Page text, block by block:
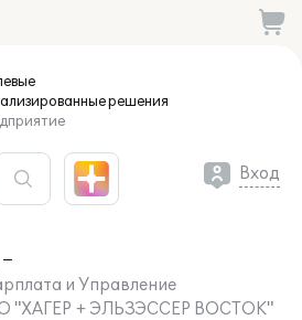
решения
Вход
и Управление
"ХАГЕР + ЭЛЬЗЭССЕР ВОСТОК"